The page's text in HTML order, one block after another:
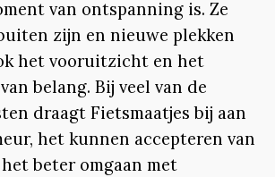
van ontspanning is. Ze
zijn en nieuwe plekken
het vooruitzicht en het
belang. Bij veel van de
draagt Fietsmaatjes bij aan
het kunnen accepteren van
beter omgaan met